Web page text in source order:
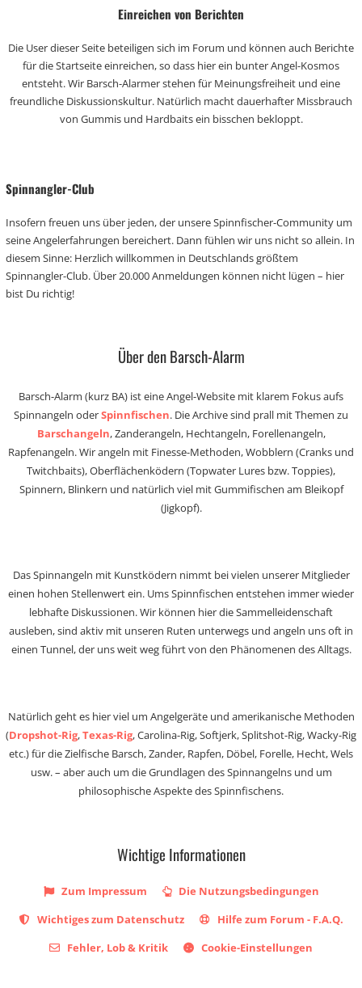
Einreichen von Berichten
Die User dieser Seite beteiligen sich im Forum und können auch Berichte
für die Startseite einreichen, so dass hier ein bunter Angel-Kosmos
entsteht. Wir Barsch-Alarmer stehen für Meinungsfreiheit und eine
freundliche Diskussionskultur. Natürlich macht dauerhafter Missbrauch
von Gummis und Hardbaits ein bisschen bekloppt.
Spinnangler-Club
Insofern freuen uns über jeden, der unsere Spinnfischer-Community um
seine Angelerfahrungen bereichert. Dann fühlen wir uns nicht so allein. In
diesem Sinne: Herzlich willkommen in Deutschlands größtem
Spinnangler-Club. Über 20.000 Anmeldungen können nicht lügen – hier
bist Du richtig!
Über den Barsch-Alarm
Barsch-Alarm (kurz BA) ist eine Angel-Website mit klarem Fokus aufs
Spinnangeln oderSpinnfischen. Die Archive sind prall mit Themen zu
Barschangeln, Zanderangeln, Hechtangeln, Forellenangeln,
Rapfenangeln. Wir angeln mit Finesse-Methoden, Wobblern (Cranks und
Twitchbaits), Oberflächenködern (Topwater Lures bzw. Toppies),
Spinnern, Blinkern und natürlich viel mit Gummifischen am Bleikopf
(Jigkopf).
Das Spinnangeln mit Kunstködern nimmt bei vielen unserer Mitglieder
einen hohen Stellenwert ein. Ums Spinnfischen entstehen immer wieder
lebhafte Diskussionen. Wir können hier die Sammelleidenschaft
ausleben, sind aktiv mit unseren Ruten unterwegs und angeln uns oft in
einen Tunnel, der uns weit weg führt von den Phänomenen des Alltags.
Natürlich geht es hier viel um Angelgeräte und amerikanische Methoden
(Dropshot-Rig,Texas-Rig, Carolina-Rig, Softjerk, Splitshot-Rig, Wacky-Rig
etc.) für die Zielfische Barsch, Zander, Rapfen, Döbel, Forelle, Hecht, Wels
usw. – aber auch um die Grundlagen des Spinnangelns und um
philosophische Aspekte des Spinnfischens.
Wichtige Informationen
Zum Impressum
Die Nutzungsbedingungen
Wichtiges zum Datenschutz
Hilfe zum Forum - F.A.Q.
Fehler, Lob & Kritik
Cookie-Einstellungen